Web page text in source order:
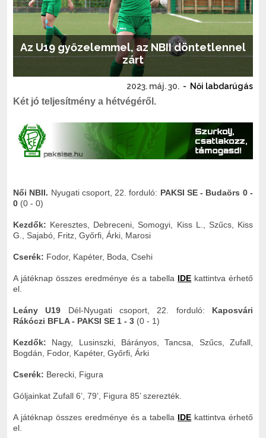
Az U19 győzelemmel, az NBII döntetlennel
zárt
2023. máj. 30. - Női labdarúgás
Két jó teljesítmény a hétvégéről.
Női NBII. Nyugati csoport, 22. forduló: PAKSI SE - Budaörs 0 -
0 (0 - 0)
Kezdők: Keresztes, Debreceni, Somogyi, Kiss L., Szűcs, Kiss
G., Sajabó, Fritz, Győrfi, Árki, Marosi
Cserék: Fodor, Kapéter, Boda, Csehi
A játéknap összes eredménye és a tabella IDE kattintva érhető
el.
Leány U19 Dél-Nyugati csoport, 22. forduló: Kaposvári
Rákóczi BFLA - PAKSI SE 1 - 3 (0 - 1)
Kezdők: Nagy, Lusinszki, Bárányos, Tancsa, Szűcs, Zufall,
Bogdán, Fodor, Kapéter, Győrfi, Árki
Cserék: Berecki, Figura
Góljainkat Zufall 6’, 79’, Figura 85’ szerezték.
A játéknap összes eredménye és a tabella IDE kattintva érhető
el.